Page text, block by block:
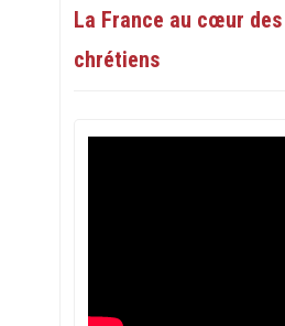
La France au cœur
chrétiens